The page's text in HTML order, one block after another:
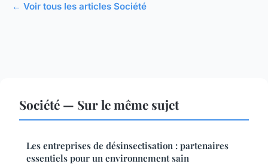
← Voir tous les articles Société
Société — Sur le même sujet
Les entreprises de désinsectisation : partenaires
essentiels pour un environnement sain